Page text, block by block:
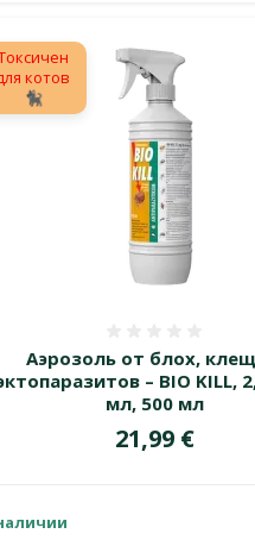
Аэрозоль от блох,
– BIO KILL,
мл, 500 мл
Цена
21,99 €
котов
🐈‍⬛